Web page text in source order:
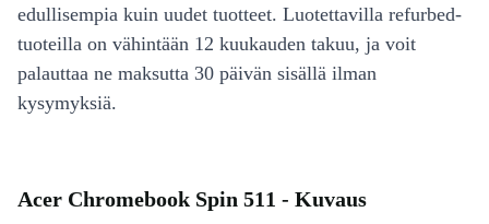
edullisempia kuin uudet tuotteet. Luotettavilla refurbed-
tuoteilla on vähintään 12 kuukauden takuu, ja voit
palauttaa ne maksutta 30 päivän sisällä ilman
kysymyksiä.
Acer Chromebook Spin 511 - Kuvaus